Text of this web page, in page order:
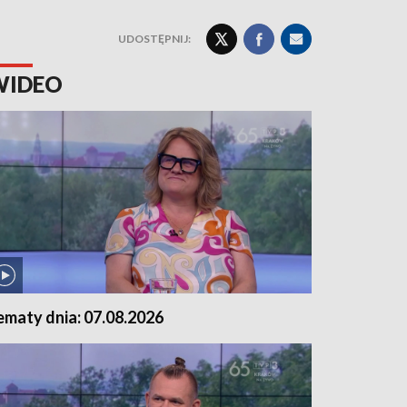
UDOSTĘPNIJ:
dnia: 07.08.2026